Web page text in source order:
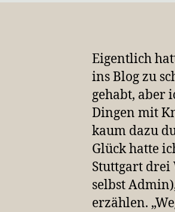
Eigentlich
ins Blog zu
gehabt, aber
Dingen mit
kaum dazu
Glück hatte
Stuttgart drei
selbst
erzählen.